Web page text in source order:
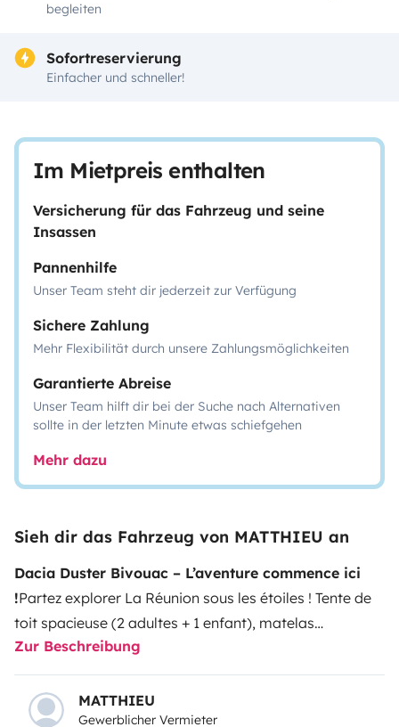
begleiten
Sofortreservierung
Einfacher und schneller!
Im Mietpreis enthalten
Versicherung für das Fahrzeug und seine
Insassen
Pannenhilfe
Unser Team steht dir jederzeit zur Verfügung
Sichere Zahlung
Mehr Flexibilität durch unsere Zahlungsmöglichkeiten
Garantierte Abreise
Unser Team hilft dir bei der Suche nach Alternativen
sollte in der letzten Minute etwas schiefgehen
Mehr dazu
Sieh dir das Fahrzeug von MATTHIEU an
Dacia Duster Bivouac – L’aventure commence ici
!Partez explorer La Réunion sous les étoiles ! Tente de
toit spacieuse (2 adultes + 1 enfant), matelas
confortable, réchaud à gaz, vaisselle complète pour 4
personnes, table et tabourets extérieurs, glacière 30 L,
réserve d’eau avec douchette électrique et lampes LED
: tout est prévu pour des bivouacs autonomes et
Zur Beschreibung
MATTHIEU
Gewerblicher Vermieter